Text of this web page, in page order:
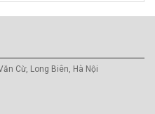
Cừ, Long Biên, Hà Nội